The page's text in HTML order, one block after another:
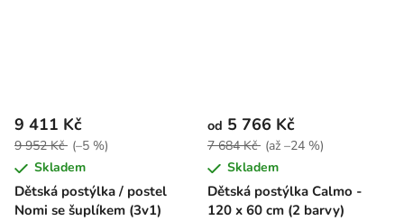
Dětská postýlka / postel
Nomi se šuplíkem (3v1)
9 411 Kč
9 952 Kč (–5 %)
Skladem
Dětská postýlka Calmo -
120 x 60 cm (2 barvy)
od 5 766 Kč
7 684 Kč (až –24 %)
Skladem